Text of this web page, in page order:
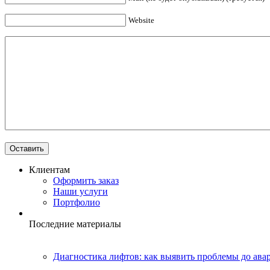
Website
Клиентам
Оформить заказ
Наши услуги
Портфолио
Последние материалы
Диагностика лифтов: как выявить проблемы до